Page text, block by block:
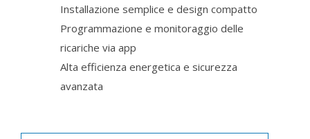
Installazione semplice e design compatto
Programmazione e monitoraggio delle
ricariche via app
Alta efficienza energetica e sicurezza
avanzata